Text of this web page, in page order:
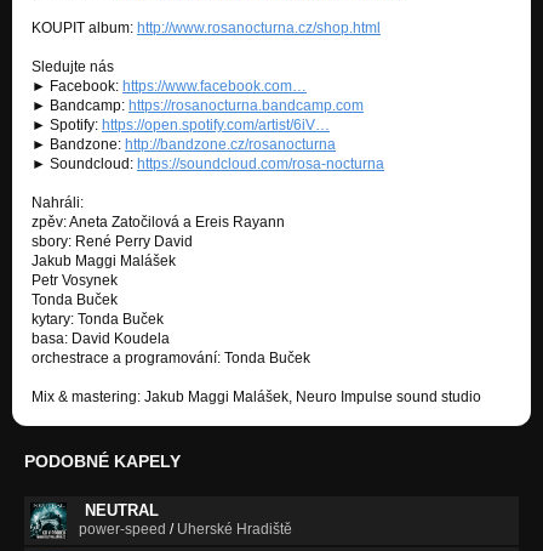
KOUPIT album: http://www.rosanocturna.cz/shop.html
Sledujte nás
► Facebook: https://www.facebook.com…
► Bandcamp: https://rosanocturna.bandcamp.com
► Spotify: https://open.spotify.com/artist/6iV…
► Bandzone: http://bandzone.cz/rosanocturna
► Soundcloud: https://soundcloud.com/rosa-nocturna
Nahráli:
zpěv: Aneta Zatočilová a Ereis Rayann
sbory: René Perry David
Jakub Maggi Malášek
Petr Vosynek
Tonda Buček
kytary: Tonda Buček
basa: David Koudela
orchestrace a programování: Tonda Buček
Mix & mastering: Jakub Maggi Malášek, Neuro Impulse sound studio
PODOBNÉ KAPELY
NEUTRAL
power-speed / Uherské Hradiště